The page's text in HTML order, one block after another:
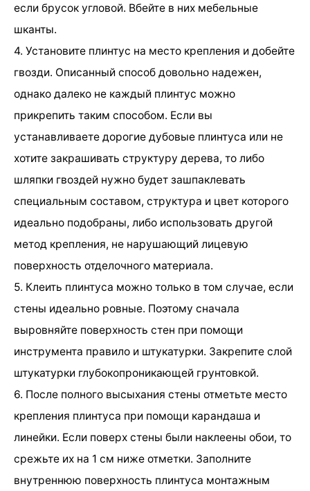
если брусок угловой. Вбейте в них мебельные
шканты.
4. Установите плинтус на место крепления и добейте
гвозди. Описанный способ довольно надежен,
однако далеко не каждый плинтус можно
прикрепить таким способом. Если вы
устанавливаете дорогие дубовые плинтуса или не
хотите закрашивать структуру дерева, то либо
шляпки гвоздей нужно будет зашпаклевать
специальным составом, структура и цвет которого
идеально подобраны, либо использовать другой
метод крепления, не нарушающий лицевую
поверхность отделочного материала.
5. Клеить плинтуса можно только в том случае, если
стены идеально ровные. Поэтому сначала
выровняйте поверхность стен при помощи
инструмента правило и штукатурки. Закрепите слой
штукатурки глубокопроникающей грунтовкой.
6. После полного высыхания стены отметьте место
крепления плинтуса при помощи карандаша и
линейки. Если поверх стены были наклеены обои, то
срежьте их на 1 см ниже отметки. Заполните
внутреннюю поверхность плинтуса монтажным